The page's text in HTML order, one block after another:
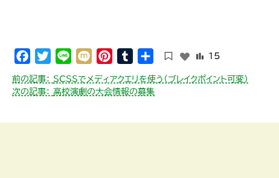
Facebook
Twitter
Line Mixi Pinterest
Tumblr 15
投
稿
前の記事： SCSSでメディアクエリを使う（ブレイクポイント可変）
次の記事： 高校演劇の大会情報の募集